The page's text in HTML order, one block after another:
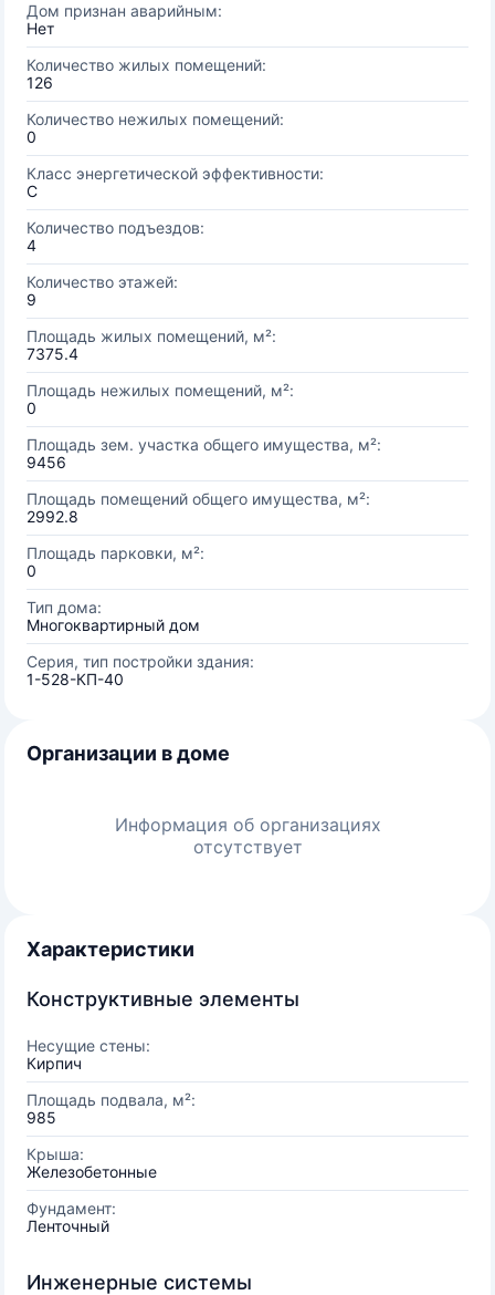
Дом признан аварийным:
Нет
Количество жилых помещений:
126
Количество нежилых помещений:
0
Класс энергетической эффективности:
C
Количество подъездов:
4
Количество этажей:
9
Площадь жилых помещений, м²:
7375.4
Площадь нежилых помещений, м²:
0
Площадь зем. участка общего имущества, м²:
9456
Площадь помещений общего имущества, м²:
2992.8
Площадь парковки, м²:
0
Тип дома:
Многоквартирный дом
Серия, тип постройки здания:
1-528-КП-40
Организации в доме
Информация об организациях
отсутствует
Характеристики
Конструктивные элементы
Несущие стены:
Кирпич
Площадь подвала, м²:
985
Крыша:
Железобетонные
Фундамент:
Ленточный
Инженерные системы